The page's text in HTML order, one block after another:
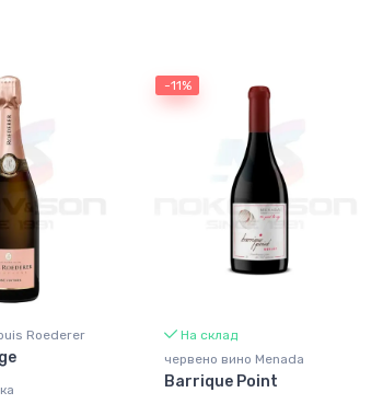
Roederer
-11%
На склад
червено вино Menada
Barrique Point